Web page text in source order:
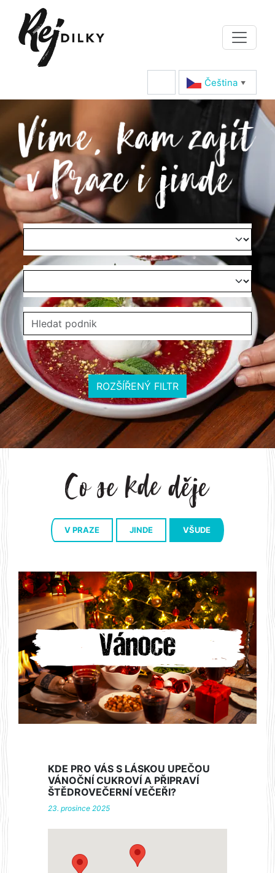
Čeština‎ ▼
ROZŠÍŘENÝ FILTR
V PRAZE JINDE VŠUDE
KDE PRO VÁS S LÁSKOU UPEČOU
VÁNOČNÍ CUKROVÍ A PŘIPRAVÍ
ŠTĚDROVEČERNÍ VEČEŘI?
23. prosince 2025